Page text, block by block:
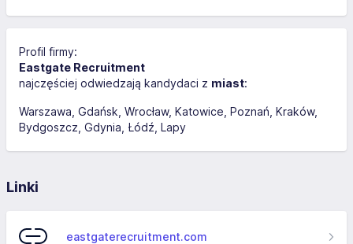
Profil firmy:
Eastgate Recruitment
najczęściej odwiedzają kandydaci z miast:
Warszawa Gdańsk Wrocław Katowice Poznań Kraków
Bydgoszcz Gdynia Łódź Lapy
Linki
eastgaterecruitment.com